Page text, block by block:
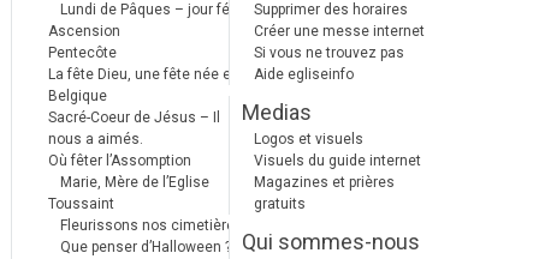
Lundi de Pâques – jour férié
Ascension
Pentecôte
La fête Dieu, une fête née en
Belgique
Sacré-Coeur de Jésus – Il
nous a aimés.
Où fêter l’Assomption
Marie, Mère de l’Eglise
Toussaint
Fleurissons nos cimetières
Que penser d’Halloween ?
Supprimer des horaires
Créer une messe internet
Si vous ne trouvez pas
Aide egliseinfo
Medias
Logos et visuels
Visuels du guide internet
Magazines et prières
gratuits
Qui sommes-nous